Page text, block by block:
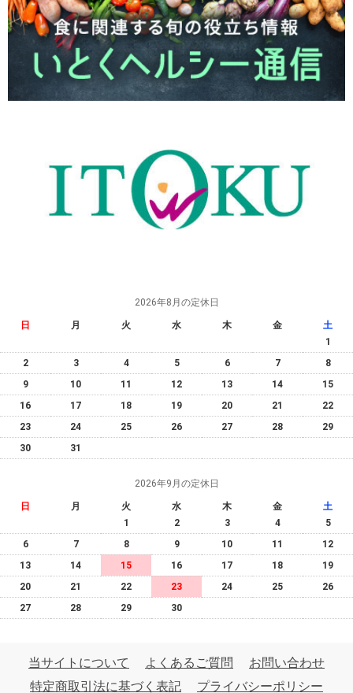
2026年8月の定休日
日 月 火 水 木 金
土
1
2
3 4 5 6 7
8
9
10 11 12 13 14
15
16
17 18 19 20 21
22
23
24 25 26 27 28
29
30
31
2026年9月の定休日
日 月 火 水 木 金
土
1
2 3 4
5
6
7 8 9 10 11
12
13
14 15 16 17 18
19
20
21 22 23 24 25
26
27
28 29 30
当サイトについて よくあるご質問
お問い合わせ
特定商取引法に基づく表記
プライバシーポリシー